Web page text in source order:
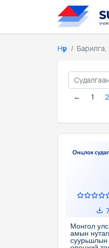
Нүүр
← 1 2
Монгол
амын
суурьшлын